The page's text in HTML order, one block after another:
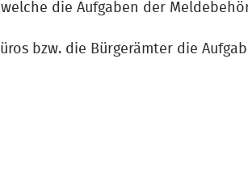
die Aufgaben der
bzw. die Bürgerämter die